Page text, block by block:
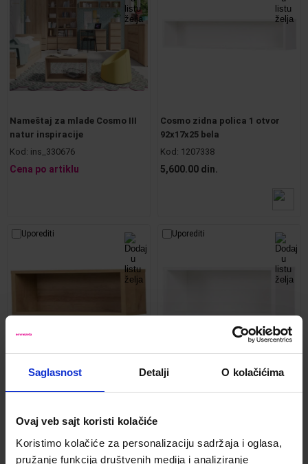
Saglasnost Detalji O kolačićima
Ovaj veb sajt koristi kolačiće
Koristimo kolačiće za personalizaciju sadržaja i oglasa,
pružanje funkcija društvenih medija i analiziranje
Nameštaj za mlade Cosmo III
natur inspiracije
Kod: ins_330676
Cena po artiklu
Cosmo zidna polica 1 otvor
92x17x25 bela
Kod: 1207338
5,600.00 din.
Uporediti
Cosmo zidna polica 1 otvor
45x17x25 natur
3,800.00 din.
Uporediti
Cosmo zidna polica 1 otvor
45x17x25bela